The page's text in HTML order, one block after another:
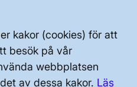
kakor (cookies) för att
besök på vår
webbplatsen
av dessa kakor. Läs
1200, 172 24